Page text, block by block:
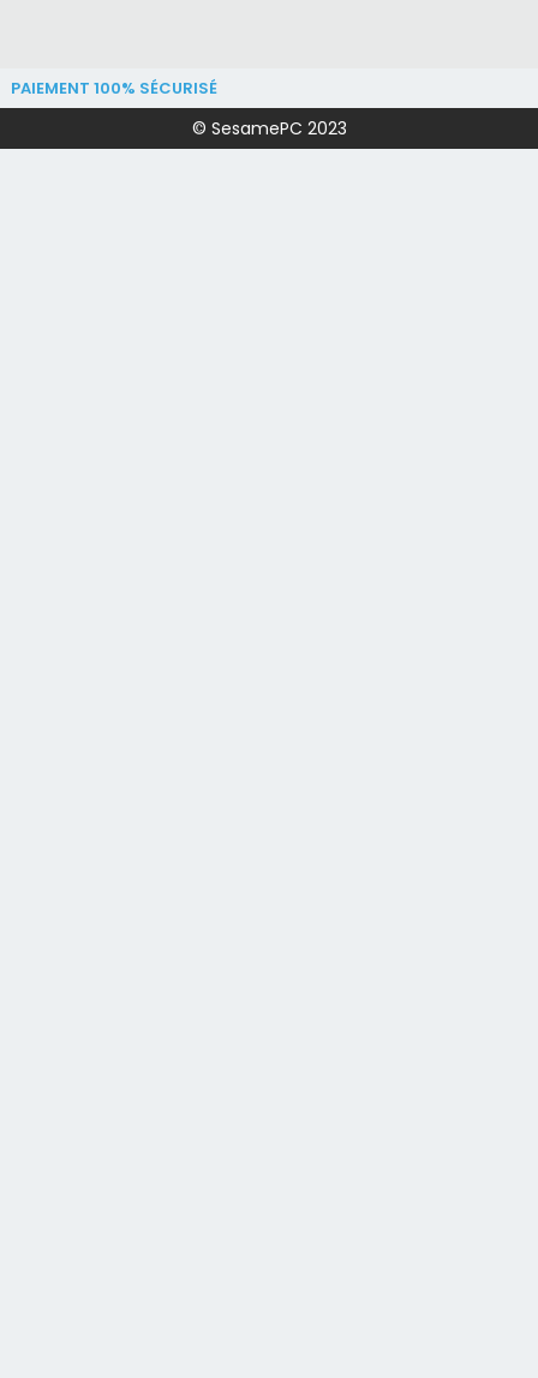
PAIEMENT 100% SÉCURISÉ
© SesamePC 2023